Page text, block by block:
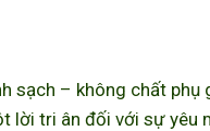
– không chất phụ
lời tri ân đối với sự yêu